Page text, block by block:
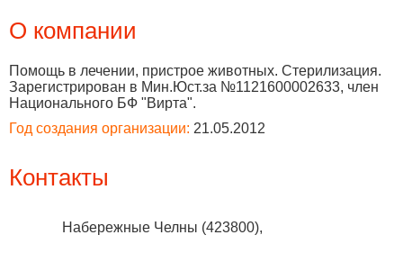
О компании
Помощь в лечении, пристрое животных. Стерилизация.
Зарегистрирован в Мин.Юст.за №1121600002633, член
Национального БФ "Вирта".
Год создания организации: 21.05.2012
Контакты
Набережные Челны (423800),